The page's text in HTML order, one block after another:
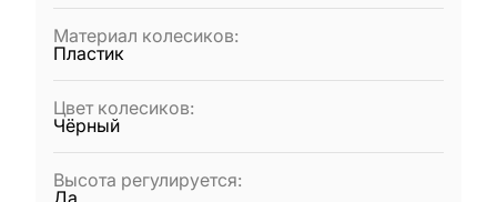
Материал колесиков:
Пластик
Цвет колесиков:
Чёрный
Высота регулируется:
Да